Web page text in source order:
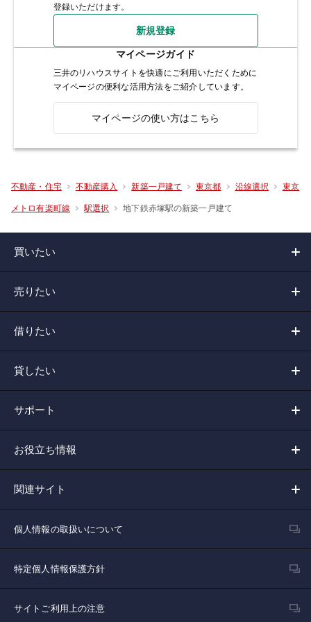
登録いただけます。
新規登録
マイページガイド
三井のリハウスサイトを快適にご利用いただくために
マイページの便利な活用方法をご紹介しています。
マイページの使い方はこちら
不動産・住宅 不動産購入 新築一戸建て 東京都 沿線選択 東京
メトロ有楽町線 駅選択 地下鉄赤塚駅の新築一戸建て
買いたい
売りたい
借りたい
貸したい
サポート
お役立ち情報
関連サイト
個人情報の取扱いについて
特定個人情報保護方針
サイトご利用上の注意